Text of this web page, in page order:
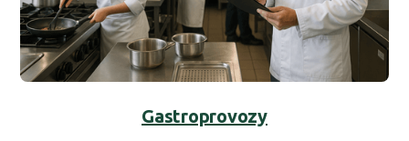
Gastroprovozy